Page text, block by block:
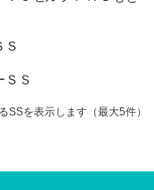
Ｓ
ＳＳ
SSを表示します（最大5件）